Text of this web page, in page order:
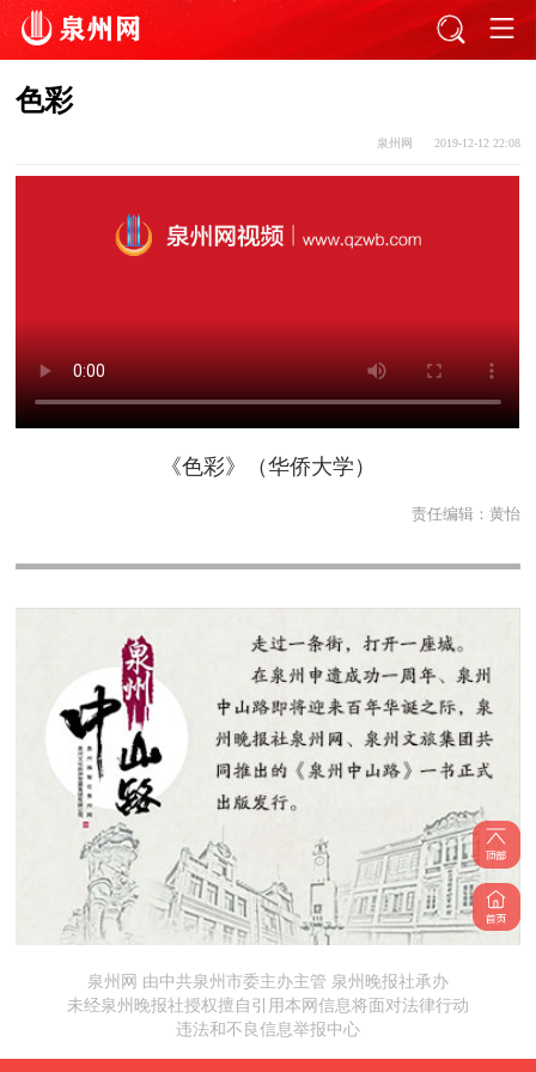
色彩
泉州网 2019-12-12 22:08
《色彩》（华侨大学）
责任编辑： 黄怡
泉州网 由中共泉州市委主办主管 泉州晚报社承办
未经泉州晚报社授权擅自引用本网信息将面对法律行动
违法和不良信息举报中心